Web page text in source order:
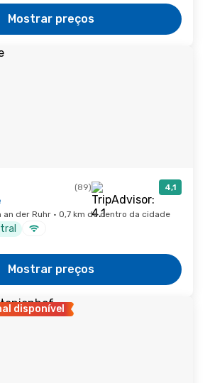
Mostrar preços
(89) 4,1
der Ruhr · 0,7 km de centro da cidade
Mostrar preços
disponível